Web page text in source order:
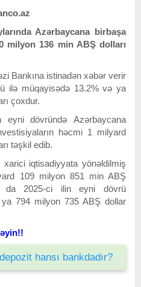
Azərbaycana birbaşa
milyon 136 min ABŞ dolları
Bankına istinadən xəbər verir
ilə müqayisədə 13.2% və ya
çoxdur.
dövründə Azərbaycana
həcmi 1 milyard
təşkil edib.
iqtisadiyyata yönəldilmiş
109 milyon 851 min ABŞ
2025-ci ilin eyni dövrü
794 milyon 735 ABŞ dollar
hansı bankdadır?